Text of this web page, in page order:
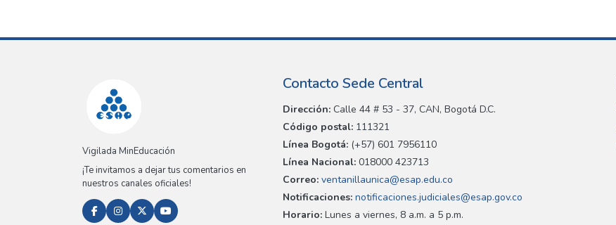
Vigilada MinEducación
¡Te invitamos a dejar tus comentarios en
nuestros canales oficiales!
Contacto Sede Central
Dirección: Calle 44 # 53 - 37, CAN, Bogotá D.C.
Código postal: 111321
Línea Bogotá: (+57) 601 7956110
Línea Nacional: 018000 423713
Correo: ventanillaunica@esap.edu.co
Notificaciones: notificaciones.judiciales@esap.gov.co
Horario: Lunes a viernes, 8 a.m. a 5 p.m.